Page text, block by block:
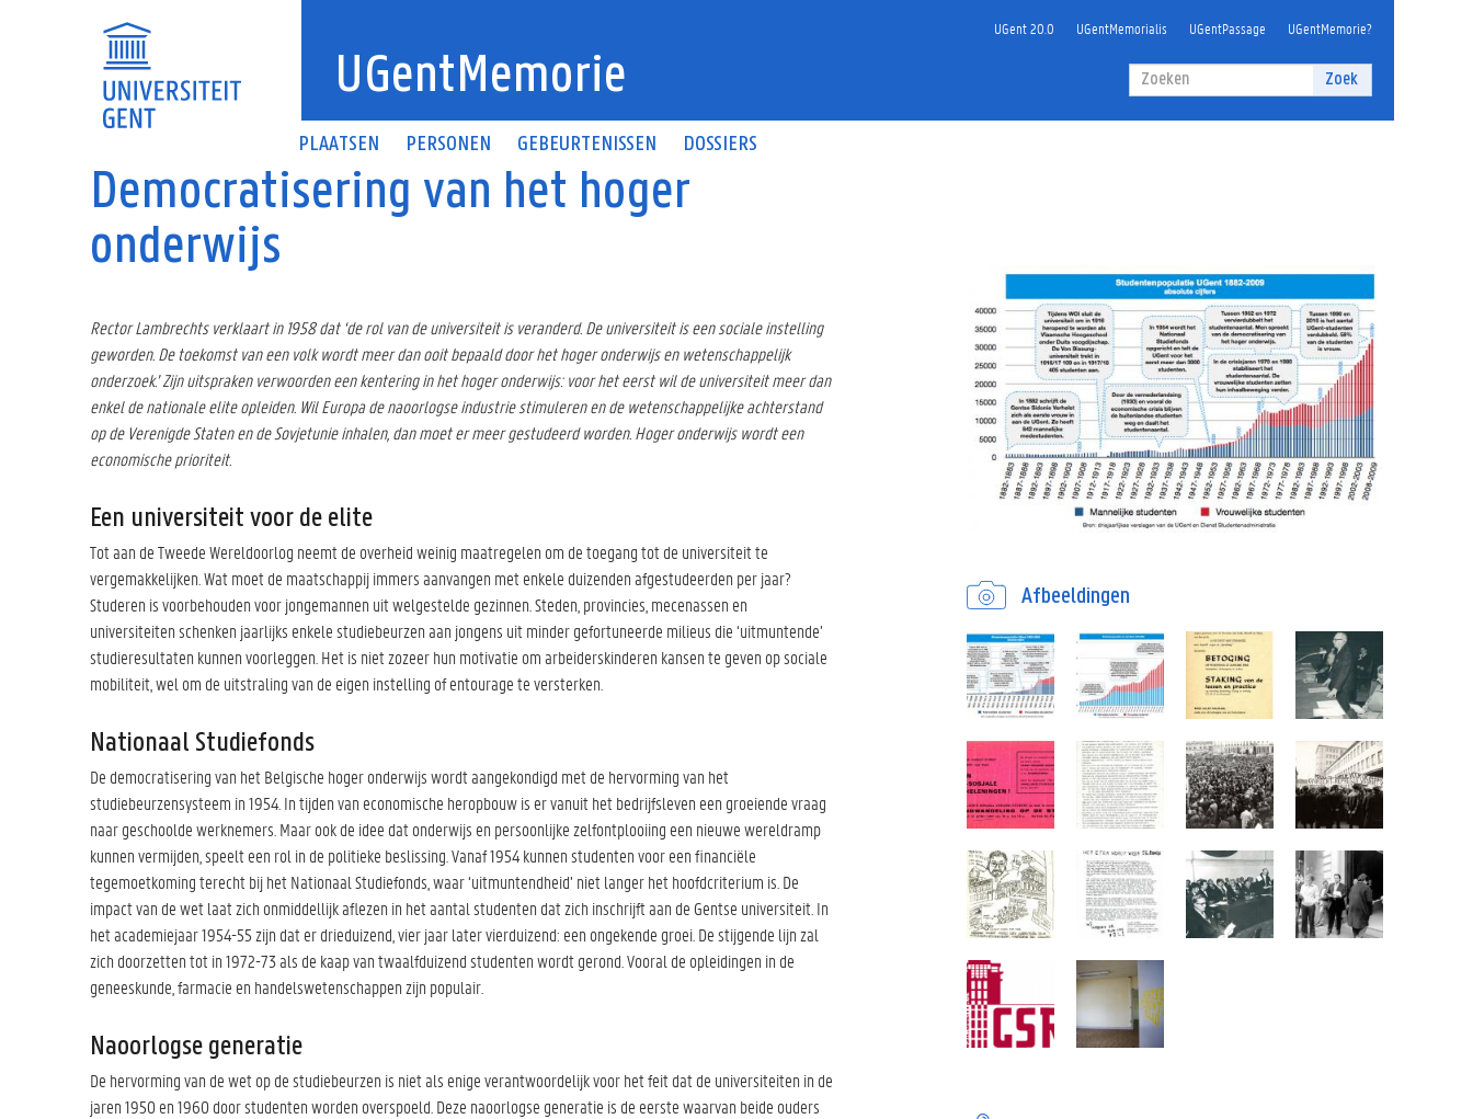
UGentMemorie Zoekveld Zoek
Zoeken
UGent 20.0 UGentMemorialis UGentPassage UGentMemorie?
PLAATSEN PERSONEN GEBEURTENISSEN DOSSIERS
Democratisering van het hoger
onderwijs
Rector Lambrechts verklaart in 1958 dat ‘de rol van de universiteit is veranderd. De universiteit is een sociale instelling
geworden. De toekomst van een volk wordt meer dan ooit bepaald door het hoger onderwijs en wetenschappelijk
onderzoek.’ Zijn uitspraken verwoorden een kentering in het hoger onderwijs: voor het eerst wil de universiteit meer dan
enkel de nationale elite opleiden. Wil Europa de naoorlogse industrie stimuleren en de wetenschappelijke achterstand
op de Verenigde Staten en de Sovjetunie inhalen, dan moet er meer gestudeerd worden. Hoger onderwijs wordt een
economische prioriteit.
Een universiteit voor de elite
Tot aan de Tweede Wereldoorlog neemt de overheid weinig maatregelen om de toegang tot de universiteit te
vergemakkelijken. Wat moet de maatschappij immers aanvangen met enkele duizenden afgestudeerden per jaar?
Studeren is voorbehouden voor jongemannen uit welgestelde gezinnen. Steden, provincies, mecenassen en
universiteiten schenken jaarlijks enkele studiebeurzen aan jongens uit minder gefortuneerde milieus die ‘uitmuntende’
studieresultaten kunnen voorleggen. Het is niet zozeer hun motivatie om arbeiderskinderen kansen te geven op sociale
mobiliteit, wel om de uitstraling van de eigen instelling of entourage te versterken.
Nationaal Studiefonds
De democratisering van het Belgische hoger onderwijs wordt aangekondigd met de hervorming van het
studiebeurzensysteem in 1954. In tijden van economische heropbouw is er vanuit het bedrijfsleven een groeiende vraag
naar geschoolde werknemers. Maar ook de idee dat onderwijs en persoonlijke zelfontplooiing een nieuwe wereldramp
kunnen vermijden, speelt een rol in de politieke beslissing. Vanaf 1954 kunnen studenten voor een financiële
tegemoetkoming terecht bij het Nationaal Studiefonds, waar ‘uitmuntendheid’ niet langer het hoofdcriterium is. De
impact van de wet laat zich onmiddellijk aflezen in het aantal studenten dat zich inschrijft aan de Gentse universiteit. In
het academiejaar 1954-55 zijn dat er drieduizend, vier jaar later vierduizend: een ongekende groei. De stijgende lijn zal
zich doorzetten tot in 1972-73 als de kaap van twaalfduizend studenten wordt gerond. Vooral de opleidingen in de
geneeskunde, farmacie en handelswetenschappen zijn populair.
Naoorlogse generatie
De hervorming van de wet op de studiebeurzen is niet als enige verantwoordelijk voor het feit dat de universiteiten in de
jaren 1950 en 1960 door studenten worden overspoeld. Deze naoorlogse generatie is de eerste waarvan beide ouders
Afbeeldingen